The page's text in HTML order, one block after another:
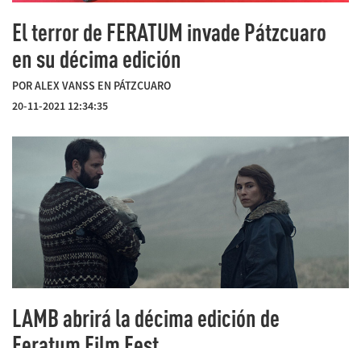
El terror de FERATUM invade Pátzcuaro
en su décima edición
POR ALEX VANSS EN PÁTZCUARO
20-11-2021 12:34:35
LAMB abrirá la décima edición de